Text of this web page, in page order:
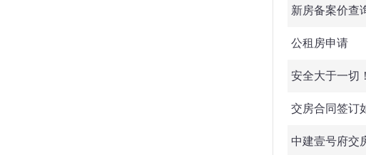
新房备案价查
公租房申请
安全大于一切！
交房合同签订
中建壹号府交